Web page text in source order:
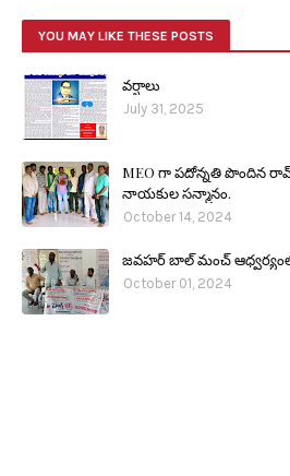
YOU MAY LIKE THESE POSTS
వర్షాలు
July 31, 2025
MEO గా పదోన్నతి పొందిన
నాయకుల సన్మానం.
October 14, 2024
జవహర్ బాల్ మంచ్ ఆధ్వర్యంలో
October 01, 2024